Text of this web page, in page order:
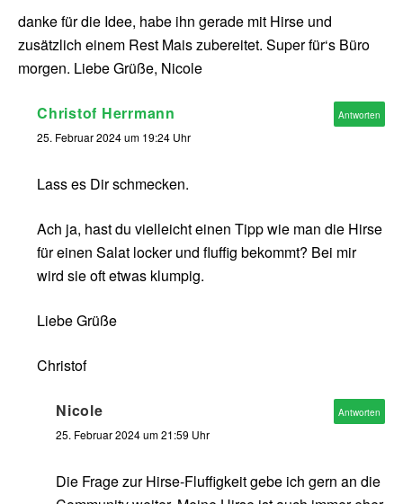
danke für die Idee, habe ihn gerade mit Hirse und
zusätzlich einem Rest Mais zubereitet. Super für‘s Büro
morgen. Liebe Grüße, Nicole
Christof Herrmann
25. Februar 2024 um 19:24 Uhr
Lass es Dir schmecken.
Ach ja, hast du vielleicht einen Tipp wie man die Hirse
für einen Salat locker und fluffig bekommt? Bei mir
wird sie oft etwas klumpig.
Liebe Grüße
Christof
Antworten
Nicole
25. Februar 2024 um 21:59 Uhr
Die Frage zur Hirse-Fluffigkeit gebe ich gern an die
Antworten